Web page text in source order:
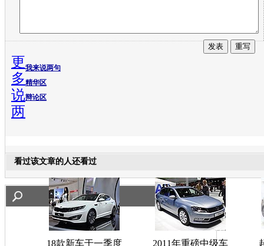
我来说两句
精华区
辩论区
更
多
说
两
看过该文章的人还看过
18款新车于一季度
2011年重磅中级车